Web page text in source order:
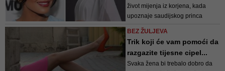
život mijenja iz korjena, kada
upoznaje saudijskog princa
BEZ ŽULJEVA
Trik koji će vam pomoći da
razgazite tijesne cipel...
Svaka žena bi trebalo dobro da